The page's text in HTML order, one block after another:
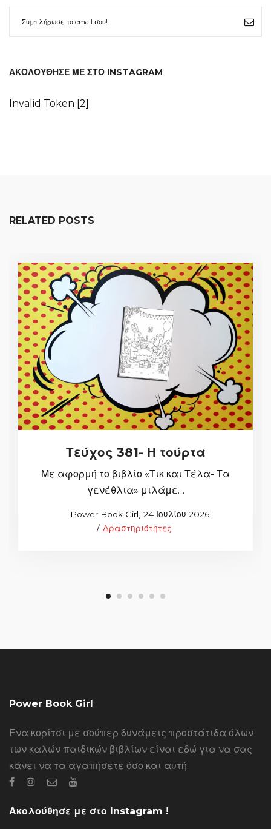
ΑΚΟΛΟΎΘΗΣΕ ΜΕ ΣΤΟ INSTAGRAM
Invalid Token [2]
RELATED POSTS
Τεύχος 381- Η τούρτα
Με αφορμή το βιβλίο «Τικ και Τέλα- Τα
γενέθλια» μιλάμε…
Power Book Girl Posted
on
24 Ιουλίου 2026
Posted
Δραστηριότητες
Power Book Girl
Eνα κορίτσι με σούπερ δυνάμεις προστάτιδα όλων
των καλών παιδικών βιβλίων είναι εδώ για να σας
κάνει να τα αγαπήσετε όσο και αυτή.
Ακολούθησε με στο Instagram !